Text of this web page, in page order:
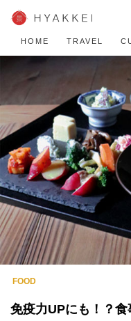
HOME TRAVEL
免疫力UPにも！？